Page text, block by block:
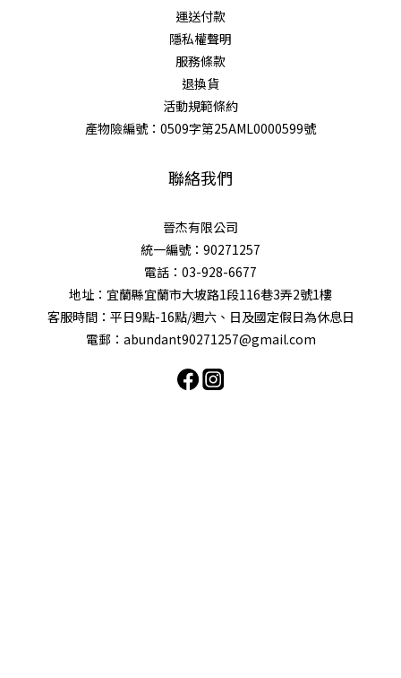
運送付款
隱私權聲明
服務條款
退換貨
活動規範條約
產物險編號：0509字第25AML0000599號
聯絡我們
晉杰有限公司
統一編號：90271257
電話：03-928-6677
地址：宜蘭縣宜蘭市大坡路1段116巷3弄2號1樓
客服時間：平日9點-16點/週六、日及國定假日為休息日
電郵：abundant90271257@gmail.com